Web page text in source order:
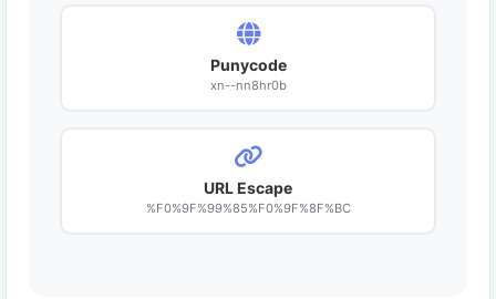
Punycode
xn--nn8hr0b
URL Escape
%F0%9F%99%85%F0%9F%8F%BC